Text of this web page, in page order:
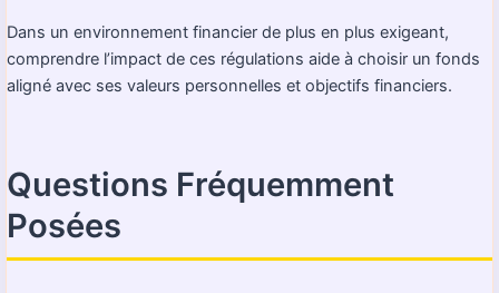
Dans un environnement financier de plus en plus exigeant,
comprendre l’impact de ces régulations aide à choisir un fonds
aligné avec ses valeurs personnelles et objectifs financiers.
Questions Fréquemment
Posées